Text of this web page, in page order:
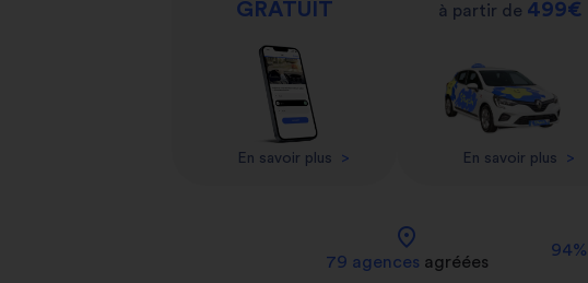
GRATUIT
En savoir plus >
à partir de 499€
En savoir plus >
location_on
79 agences agréées
94%